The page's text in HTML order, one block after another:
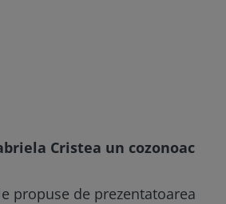
Cristea un cozonoac
propuse de prezentatoarea